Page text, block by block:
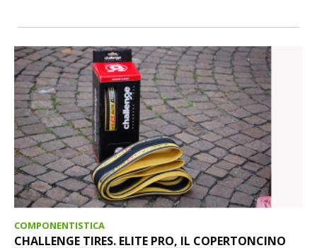
COMPONENTISTICA
CHALLENGE TIRES. ELITE PRO, IL COPERTONCINO